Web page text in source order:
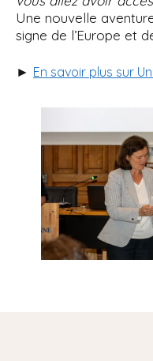
Une nouvelle
signe de l’Europe et
► En savoir plus sur